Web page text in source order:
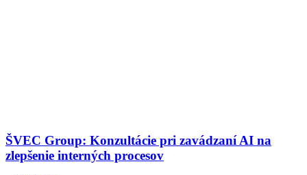
ŠVEC Group: Konzultácie pri zavádzaní AI na
zlepšenie interných procesov